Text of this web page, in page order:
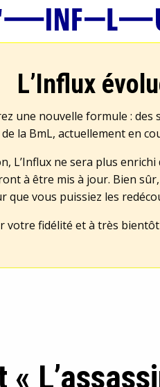
L’Influx
une nouvelle formule :
la BmL, actuellement en
L’Influx ne sera plus
à être mis à jour. Bien
que vous puissiez les
votre fidélité et à très
«